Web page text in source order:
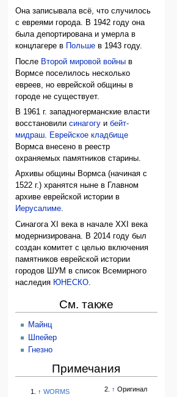
Она записывала всё, что случилось
с евреями города. В 1942 году она
была депортирована и умерла в
концлагере в
Польше в 1943 году.
После Второй мировой войны в
Вормсе поселилось несколько
евреев, но еврейской общины в
городе не существует.
В 1961 г. западногерманские власти
восстановилисинагогу ибейт-
мидраш. Еврейское кладбище
Вормса внесено в реестр
охраняемых памятников старины.
Архивы общины Вормса (начиная с
1522 г.) хранятся ныне в Главном
архиве еврейской истории в
Иерусалиме.
Синагога XI века в начале XXI века
модернизирована. В 2014 году был
создан комитет с целью включения
памятников еврейской истории
городов ШУМ в список Всемирного
наследия ЮНЕСКО
См. также
Майнц
Шпейер
Гнезно
Примечания
↑ WORMS
↑ Оригинал